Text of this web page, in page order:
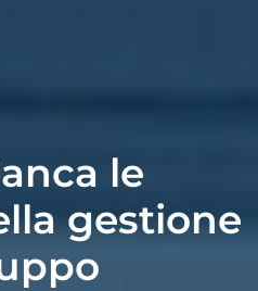
le
gestione